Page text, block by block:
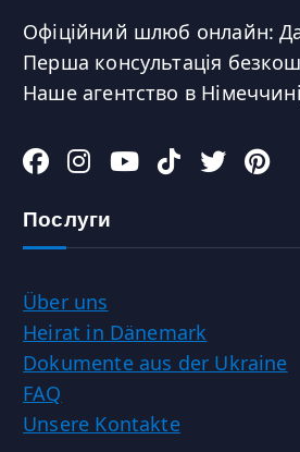
Офіційний шлюб онлайн:
Перша консультація
Наше агентство в
Послуги
Über uns
Heirat in Dänemark
Dokumente aus der Ukraine
FAQ
Unsere Kontakte